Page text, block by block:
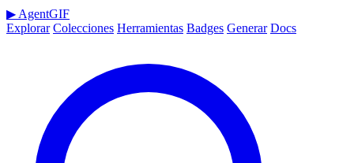
▶ AgentGIF
Explorar Colecciones Herramientas Badges Generar Docs